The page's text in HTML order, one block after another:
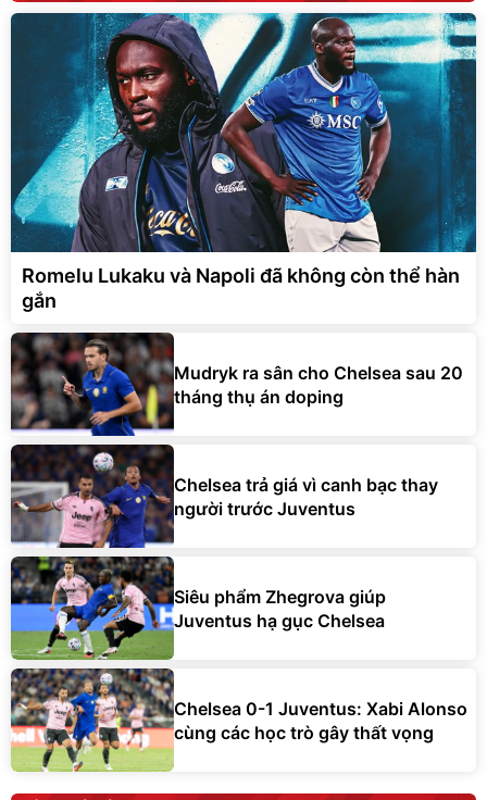
Romelu Lukaku và Napoli đã không còn thể hàn
gắn
Mudryk ra sân cho Chelsea sau 20
tháng thụ án doping
Chelsea trả giá vì canh bạc thay
người trước Juventus
Siêu phẩm Zhegrova giúp
Juventus hạ gục Chelsea
Chelsea 0-1 Juventus: Xabi Alonso
cùng các học trò gây thất vọng